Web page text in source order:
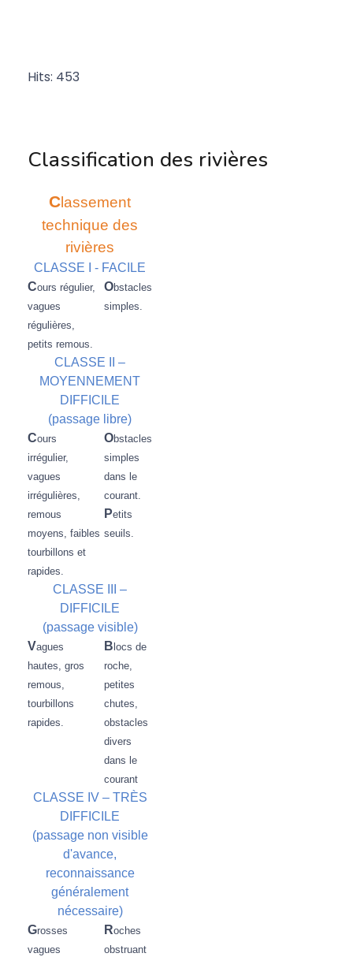
Hits: 453
Classification des rivières
Classement
technique des
rivières
CLASSE I - FACILE
Cours régulier,
vagues
régulières,
petits remous.
Obstacles
simples.
CLASSE II –
MOYENNEMENT
DIFFICILE
(passage libre)
Cours
irrégulier,
vagues
irrégulières,
remous
moyens, faibles
tourbillons et
rapides.
Obstacles
simples
dans le
courant.
Petits
seuils.
CLASSE III –
DIFFICILE
(passage visible)
Vagues
hautes, gros
remous,
tourbillons
rapides.
B locs de
roche,
petites
chutes,
obstacles
divers
dans le
courant
CLASSE IV – TRÈS
DIFFICILE
(passage non visible
d'avance,
reconnaissance
généralement
nécessaire)
Grosses
vagues
Roches
obstruant